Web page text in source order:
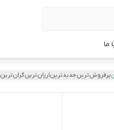
ما
پرفروش‌ترینجدیدترینارزان‌ترینگران‌ترین